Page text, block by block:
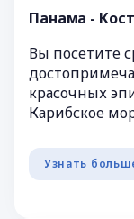
Панама -
Вы посетите
красочных
Карибское
горо...
Узнать